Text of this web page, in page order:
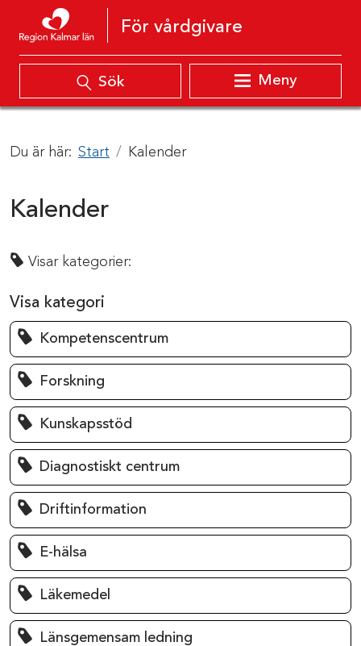
Hoppa till innehåll
För vårdgivare
Sök Meny
Du är här: Start Kalender
Kalender
Visar kategorier:
Visa kategori
Kompetenscentrum
Forskning
Kunskapsstöd
Diagnostiskt centrum
Driftinformation
E-hälsa
Läkemedel
Länsgemensam ledning